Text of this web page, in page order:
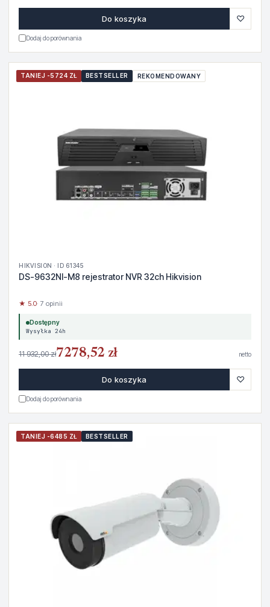
Do koszyka ♡
Dodaj do porównania
TANIEJ -5724 ZŁ BESTSELLER REKOMENDOWANY
HIKVISION · ID 61345
DS-9632NI-M8 rejestrator NVR 32ch Hikvision
★ 5.0· 7 opinii
Dostępny
Wysyłka 24h
11 932,00 zł7278,52 zł netto
Do koszyka ♡
Dodaj do porównania
TANIEJ -6485 ZŁ BESTSELLER